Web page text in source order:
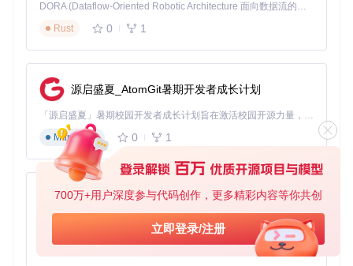
700万+用户深度参与代码创作，更多精彩内容等你共创
立即登录/注册
勾选目标设备（可同时选择多个设备）
点击"开始传输"，系统将自动依次安装
常见问题自查表
问题
现象
可能原因
无法
防火墙阻挡
或网络隔离
PK Installer有权访问网络
码无
重新获取配对码，注意区分大小
DORA (Dataflow-Oriented Robotic Architecture 面向数据流的机器人架构) 是为 AI 与具身智能机器人打造的高性能开发框架，以数据流范式重构开发逻辑，原生支持分布式部署与端边云协同 —— 无需复杂适配，即可实现一体端到端具身大小脑、VLA等模型部署，无缝衔接感知、推理、控制全链路，让 AI 能力与机器人动作深度融合。 依托 Rust 内核与零拷贝通信技术，它将具身大小脑、VLA等模型推理、多模态数据融合延迟压缩至微秒级，同时兼容 ROS2 生态与国产 AI 芯片，彻底降低具身智能机器人的开发门槛，让分布式部署下的 AI 赋能创新更高效、更灵活。
Rust
0 1
源启盛夏_AtomGit暑期开发者成长计划
「源启盛夏」暑期校园开发者成长计划旨在激活校园开源力量，通过积分激励、认证扶持、资源倾斜等形式，引导高校组织和开发者完成「入驻 — 建项目 — 做贡献 — 获认证 — 得资源」的完整闭环。无论你是想带领社团入驻平台的组织者，还是希望用代码贡献证明自己的开发者，都能在这里找到属于你的成长路径。
Markdown
0 1
py-xiaozhi
基于Python的Xiaozhi AI，适用于想要完整Xiaozhi体验而无需拥有专用硬件的用户。
Python
0 1